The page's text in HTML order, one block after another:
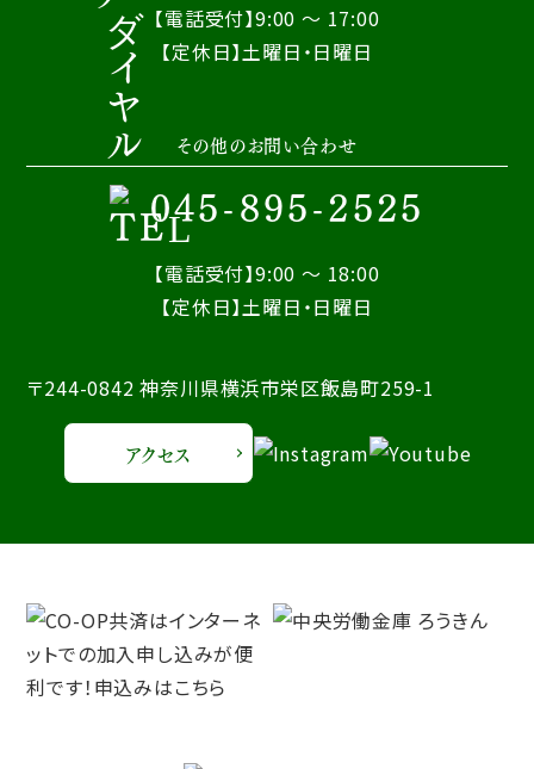
【電話受付】9:00 ～ 17:00
【定休日】土曜日・日曜日
その他のお問い合わせ
045-895-2525
【電話受付】9:00 ～ 18:00
【定休日】土曜日・日曜日
〒244-0842 神奈川県横浜市栄区飯島町259-1
アクセス